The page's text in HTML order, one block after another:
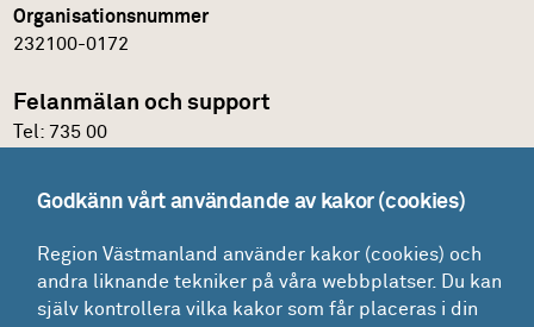
Organisationsnummer
232100-0172
Felanmälan och support
Tel: 735 00
Glömt lösenordet?
Mina ärenden
Godkänn vårt användande av kakor (cookies)
Region Västmanland använder kakor (cookies) och
andra liknande tekniker på våra webbplatser. Du kan
själv kontrollera vilka kakor som får placeras i din